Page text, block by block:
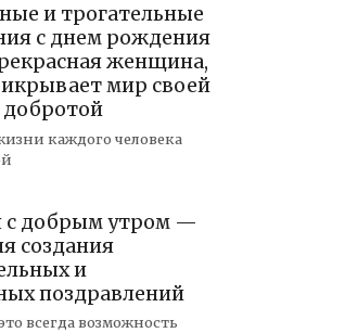
и трогательные
с днем рождения
женщина,
мир своей
добротой
каждого человека
с добрым утром —
создания
и
поздравлений
всегда возможность